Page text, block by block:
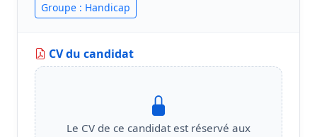
Groupe : Handicap
CV du candidat
Le CV de ce candidat est réservé aux